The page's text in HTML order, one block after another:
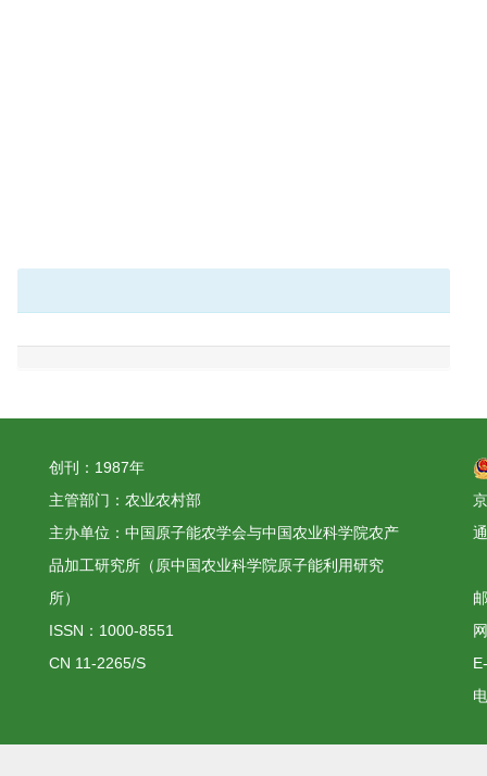
创刊：1987年
主管部门：农业农村部
主办单位：中国原子能农学会与中国农业科学院农产
品加工研究所（原中国农业科学院原子能利用研究
所）
ISSN：1000-8551
CN 11-2265/S